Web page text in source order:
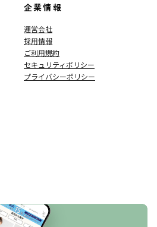
企業情報
運営会社
採用情報
ご利用規約
セキュリティポリシー
プライバシーポリシー